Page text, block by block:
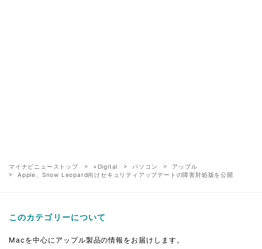
マイナビニューストップ +Digital パソコン
アップル
Apple、Snow Leopard向けセキュリティアップデートの障害対処版を公開
このカテゴリーについて
Macを中心にアップル製品の情報をお届けします。